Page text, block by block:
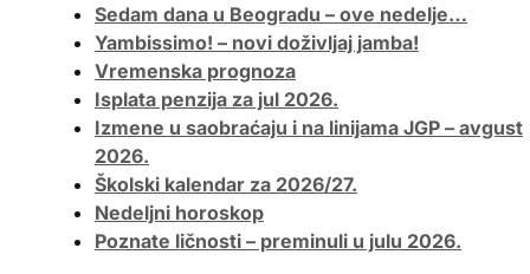
Sedam dana u Beogradu – ove nedelje…
Yambissimo! – novi doživljaj jamba!
Vremenska prognoza
Isplata penzija za jul 2026.
Izmene u saobraćaju i na linijama JGP – avgust
2026.
Školski kalendar za 2026/27.
Nedeljni horoskop
Poznate ličnosti – preminuli u julu 2026.